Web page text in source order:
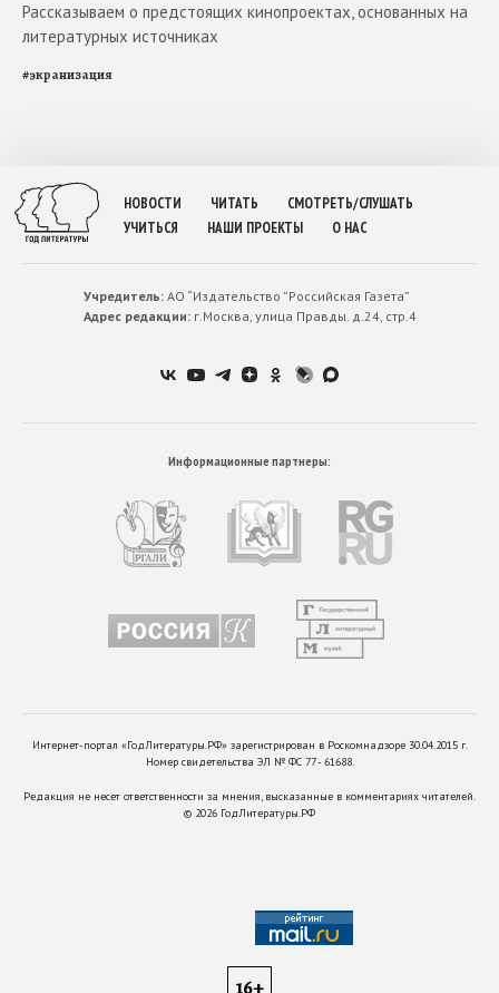
Рассказываем о предстоящих кинопроектах, основанных на
литературных источниках
#экранизация
НОВОСТИ ЧИТАТЬ
СМОТРЕТЬ/СЛУШАТЬ
УЧИТЬСЯ
НАШИ ПРОЕКТЫ О НАС
Учредитель:АО “Издательство ”Российская Газета”
Адрес редакции:г.Москва, улица Правды. д.24, стр.4
Информационные партнеры:
Интернет-портал «ГодЛитературы.РФ» зарегистрирован в Роскомнадзоре 30.04.2015 г.
Номер свидетельства ЭЛ № ФС 77 - 61688.
Редакция не несет ответственности за мнения, высказанные в комментариях читателей.
© 2026 ГодЛитературы.РФ